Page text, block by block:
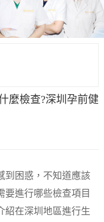
麼檢查?深圳孕前健
到困惑，不知道應該
要進行哪些檢查項目
紹在深圳地區進行生